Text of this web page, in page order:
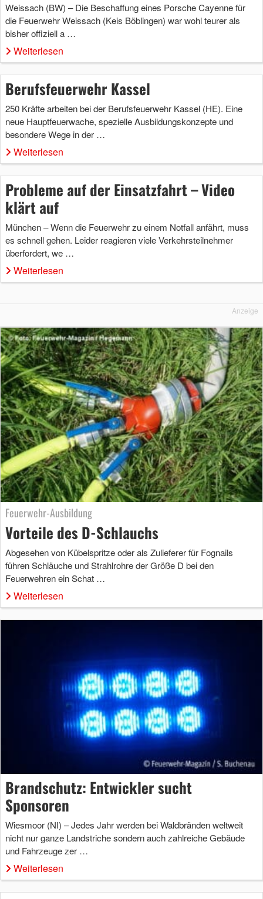
Weissach (BW) – Die Beschaffung eines Porsche Cayenne für
die Feuerwehr Weissach (Keis Böblingen) war wohl teurer als
bisher offiziell a …
Weiterlesen
Berufsfeuerwehr Kassel
250 Kräfte arbeiten bei der Berufsfeuerwehr Kassel (HE). Eine
neue Hauptfeuerwache, spezielle Ausbildungskonzepte und
besondere Wege in der …
Weiterlesen
Probleme auf der Einsatzfahrt – Video
klärt auf
München – Wenn die Feuerwehr zu einem Notfall anfährt, muss
es schnell gehen. Leider reagieren viele Verkehrsteilnehmer
überfordert, we …
Weiterlesen
Anzeige
Feuerwehr-Ausbildung
Vorteile des D-Schlauchs
Abgesehen von Kübelspritze oder als Zulieferer für Fognails
führen Schläuche und Strahlrohre der Größe D bei den
Feuerwehren ein Schat …
Weiterlesen
Brandschutz: Entwickler sucht
Sponsoren
Wiesmoor (NI) – Jedes Jahr werden bei Waldbränden weltweit
nicht nur ganze Landstriche sondern auch zahlreiche Gebäude
und Fahrzeuge zer …
Weiterlesen